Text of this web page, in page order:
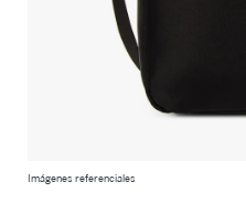
Imágenes referenciales